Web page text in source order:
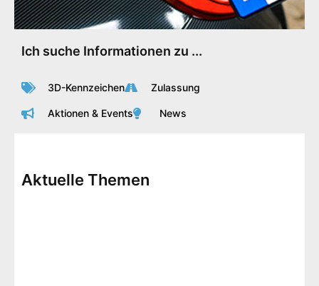
Ich suche Informationen zu ...
3D-Kennzeichen Zulassung
Aktionen & Events News
Aktuelle Themen